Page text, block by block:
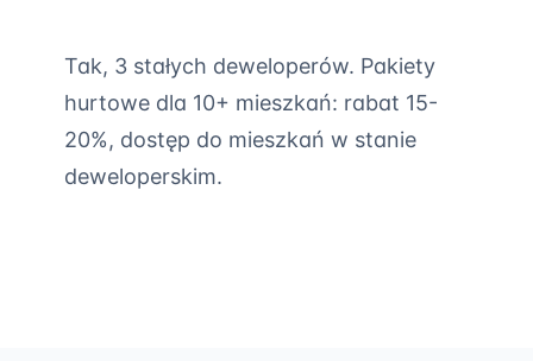
Tak, 3 stałych deweloperów. Pakiety
hurtowe dla 10+ mieszkań: rabat 15-
20%, dostęp do mieszkań w stanie
deweloperskim.